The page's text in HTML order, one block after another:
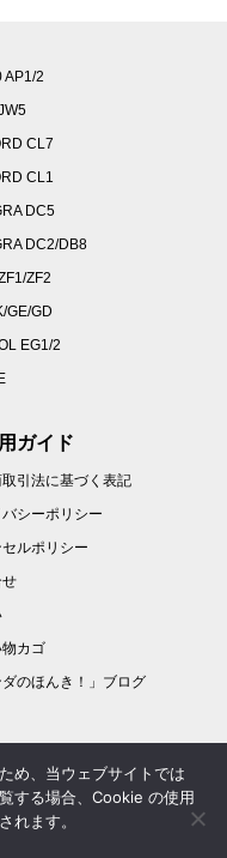
AP1/2
CL7
CL1
DC5
DC2/DB8
ZF2
GE/GD
EG1/2
ガイド
引法に基づく表記
シーポリシー
ルポリシー
せ
カゴ
ダのほんき！」ブログ
め、当ウェブサイトでは
する場合、Cookie の使用
れます。